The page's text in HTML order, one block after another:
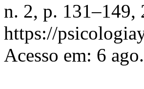
n. 2, p. 131–149,
https://
Acesso em: 6